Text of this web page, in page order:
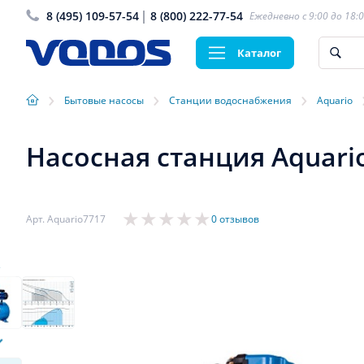
8 (495) 109-57-54 8 (800) 222-77-54 Ежедневно с 9:00 до
Каталог
› Бытовые насосы › Станции водоснабжения › Aquario
Насосная станция
Арт. Aquario7717 0 отзывов